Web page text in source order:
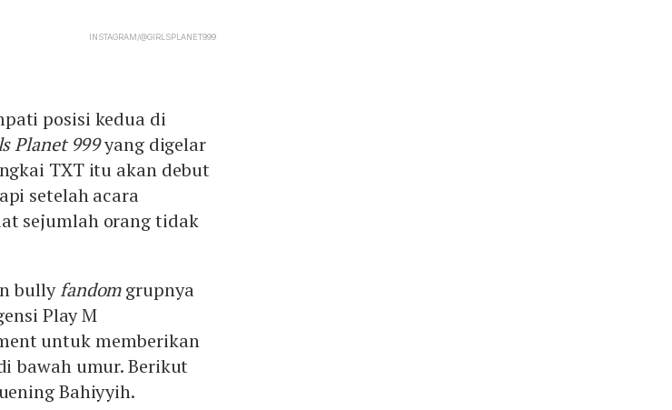
INSTAGRAM/@GIRLSPLANET999
posisi kedua di
Planet 999yang digelar
TXT itu akan debut
setelah acara
sejumlah orang tidak
bullyfandomgrupnya
Play M
untuk memberikan
bawah umur. Berikut
Bahiyyih.